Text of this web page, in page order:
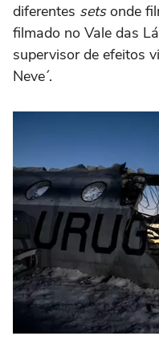
diferentes setsonde
filmado no Vale das
supervisor de efeitos
Neve´.